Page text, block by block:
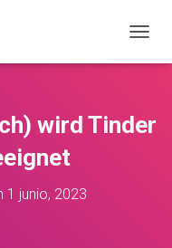
A
A
wird Tinder
1 junio, 2023